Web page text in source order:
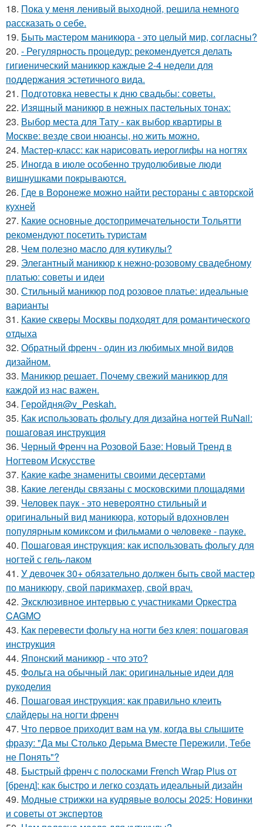
18. Пока у меня ленивый выходной, решила немного
рассказать о себе.
19. Быть мастером маникюра - это целый мир, согласны?
20. - Регулярность процедур: рекомендуется делать
гигиенический маникюр каждые 2-4 недели для
поддержания эстетичного вида.
21. Подготовка невесты к дню свадьбы: советы.
22. Изящный маникюр в нежных пастельных тонах:
23. Выбор места для Тату - как выбор квартиры в
Москве: везде свои нюансы, но жить можно.
24. Мастер-класс: как нарисовать иероглифы на ногтях
25. Иногда в июле особенно трудолюбивые люди
вишнушками покрываются.
26. Где в Воронеже можно найти рестораны с авторской
кухней
27. Какие основные достопримечательности Тольятти
рекомендуют посетить туристам
28. Чем полезно масло для кутикулы?
29. Элегантный маникюр к нежно-розовому свадебному
платью: советы и идеи
30. Стильный маникюр под розовое платье: идеальные
варианты
31. Какие скверы Москвы подходят для романтического
отдыха
32. Обратный френч - один из любимых мной видов
дизайном.
33. Маникюр решает. Почему свежий маникюр для
каждой из нас важен.
34. Геройдня@v_Peskah.
35. Как использовать фольгу для дизайна ногтей RuNail:
пошаговая инструкция
36. Черный Френч на Розовой Базе: Новый Тренд в
Ногтевом Искусстве
37. Какие кафе знамениты своими десертами
38. Какие легенды связаны с московскими площадями
39. Человек паук - это невероятно стильный и
оригинальный вид маникюра, который вдохновлен
популярным комиксом и фильмами о человеке - пауке.
40. Пошаговая инструкция: как использовать фольгу для
ногтей с гель-лаком
41. У девочек 30+ обязательно должен быть свой мастер
по маникюру, свой парикмахер, свой врач.
42. Эксклюзивное интервью с участниками Оркестра
CAGMO
43. Как перевести фольгу на ногти без клея: пошаговая
инструкция
44. Японский маникюр - что это?
45. Фольга на обычный лак: оригинальные идеи для
рукоделия
46. Пошаговая инструкция: как правильно клеить
слайдеры на ногти френч
47. Что первое приходит вам на ум, когда вы слышите
фразу: "Да мы Столько Дерьма Вместе Пережили, Тебе
не Понять"?
48. Быстрый френч с полосками French Wrap Plus от
[бренд]: как быстро и легко создать идеальный дизайн
49. Модные стрижки на кудрявые волосы 2025: Новинки
и советы от экспертов